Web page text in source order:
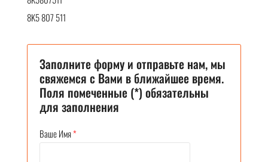
8K5 807 511
Заполните форму и отправьте нам, мы
свяжемся с Вами в ближайшее время.
Поля помеченные (*) обязательны
для заполнения
Ваше Имя*